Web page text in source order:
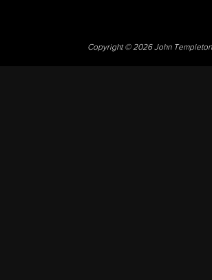
Copyright © 2026 John